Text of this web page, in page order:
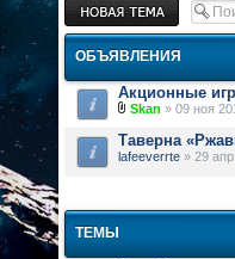
Новая тема
ОБЪЯВЛЕНИЯ
Акционные
Skan » 09 ноя
Таверна
lafeeverrte » 29
ТЕМЫ